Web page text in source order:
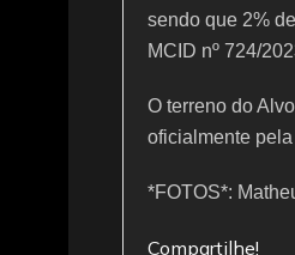
sendo que 2%
MCID nº 724/
O terreno do
oficialmente
*FOTOS*:
Compartilhe!